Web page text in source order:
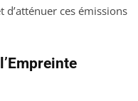
ces émissions